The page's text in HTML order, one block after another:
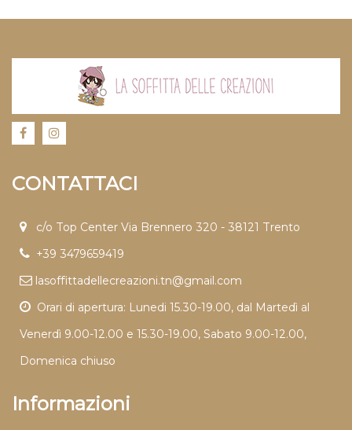
CONTATTACI
c/o Top Center Via Brennero 320 - 38121 Trento
+39 3479659419
lasoffittadellecreazioni.tn@gmail.com
Orari di apertura: Lunedi 15.30-19.00, dal Martedì al
Venerdì 9.00-12.00 e 15.30-19.00, Sabato 9.00-12.00,
Domenica chiuso
Informazioni